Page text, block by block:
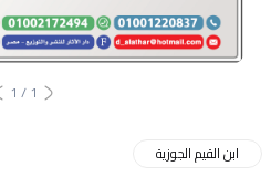
1
/
1
ابن القيم الجوزية